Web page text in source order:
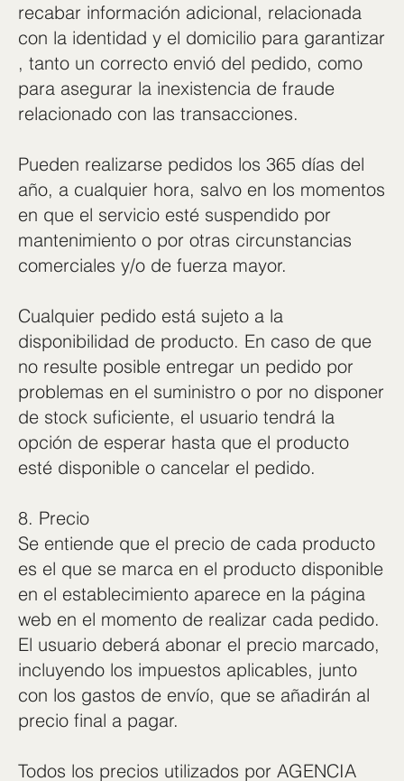
recabar información adicional, relacionada
con la identidad y el domicilio para garantizar
, tanto un correcto envió del pedido, como
para asegurar la inexistencia de fraude
relacionado con las transacciones.
Pueden realizarse pedidos los 365 días del
año, a cualquier hora, salvo en los momentos
en que el servicio esté suspendido por
mantenimiento o por otras circunstancias
comerciales y/o de fuerza mayor.
Cualquier pedido está sujeto a la
disponibilidad de producto. En caso de que
no resulte posible entregar un pedido por
problemas en el suministro o por no disponer
de stock suficiente, el usuario tendrá la
opción de esperar hasta que el producto
esté disponible o cancelar el pedido.
8. Precio
Se entiende que el precio de cada producto
es el que se marca en el producto disponible
en el establecimiento aparece en la página
web en el momento de realizar cada pedido.
El usuario deberá abonar el precio marcado,
incluyendo los impuestos aplicables, junto
con los gastos de envío, que se añadirán al
precio final a pagar.
Todos los precios utilizados por AGENCIA